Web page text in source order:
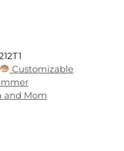
Customizable
and Mom